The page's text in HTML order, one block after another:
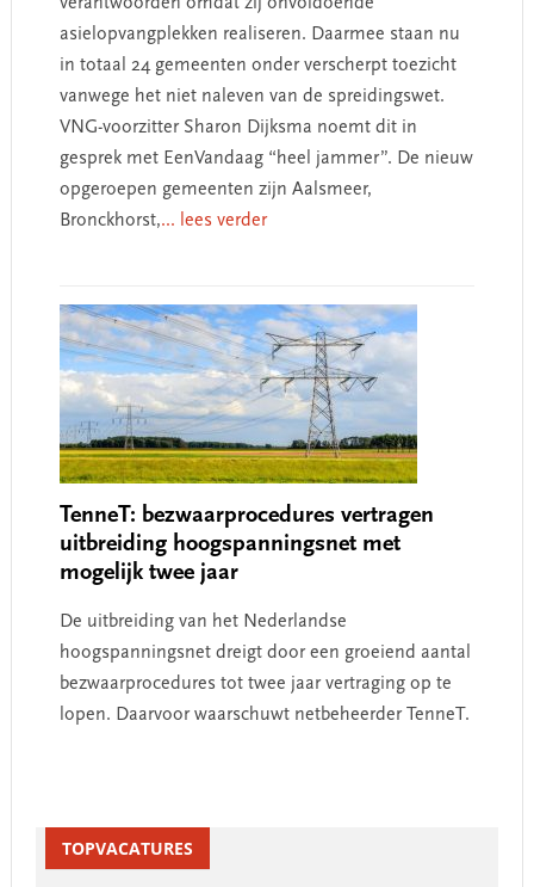
asielopvangplekken realiseren. Daarmee staan nu
in totaal 24 gemeenten onder verscherpt toezicht
vanwege het niet naleven van de spreidingswet.
VNG-voorzitter Sharon Dijksma noemt dit in
gesprek met EenVandaag “heel jammer”. De nieuw
opgeroepen gemeenten zijn Aalsmeer,
Bronckhorst,... lees verder
TenneT: bezwaarprocedures vertragen
uitbreiding hoogspanningsnet met
mogelijk twee jaar
De uitbreiding van het Nederlandse
hoogspanningsnet dreigt door een groeiend aantal
bezwaarprocedures tot twee jaar vertraging op te
lopen. Daarvoor waarschuwt netbeheerder TenneT.
SidebarTOPVACATURES